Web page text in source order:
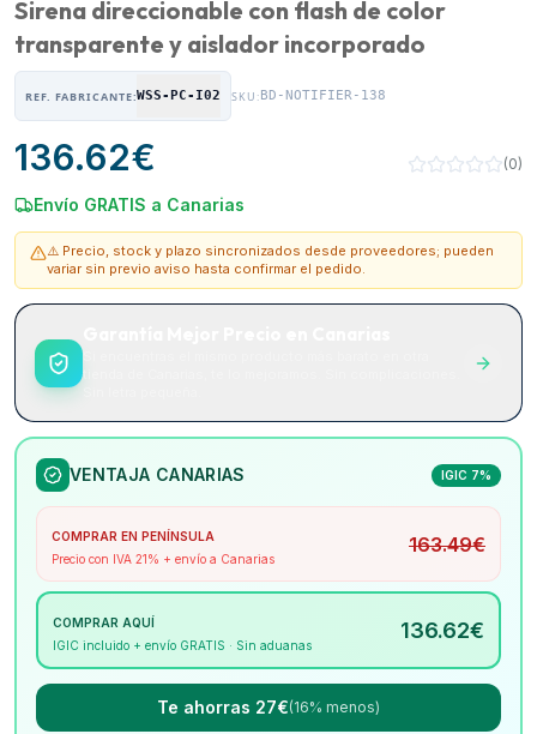
Sirena direccionable con flash de color
transparente y aislador incorporado
REF. FABRICANTE:WSS-PC-I02 SKU: BD-NOTIFIER-138
136.62€ (0)
Envío GRATIS a Canarias
⚠️ Precio, stock y plazo sincronizados desde proveedores; pueden
variar sin previo aviso hasta confirmar el pedido.
VENTAJA CANARIAS IGIC 7%
COMPRAR EN PENÍNSULA
Precio con IVA 21% + envío a Canarias
163.49€
COMPRAR AQUÍ
IGIC incluido + envío GRATIS · Sin aduanas
136.62€
Te ahorras 27€(16% menos)